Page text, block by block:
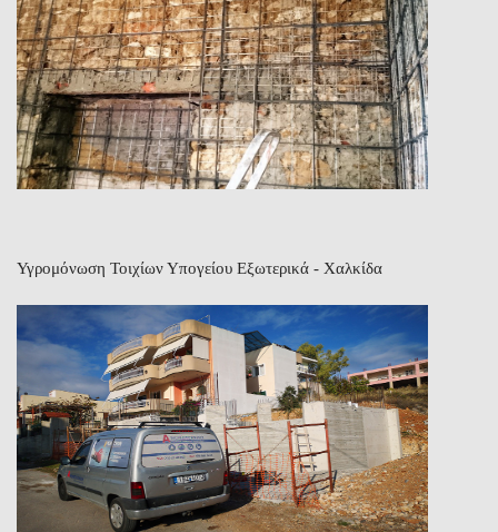
Υγρομόνωση Τοιχίων Υπογείου Εξωτερικά - Χαλκίδα